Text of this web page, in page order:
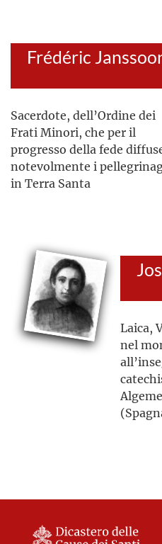
Frédéric
Sacerdote, dell’Ordine dei
Frati Minori, che per il
progresso della fede
notevolmente i
in Terra Santa
Laica,
nel